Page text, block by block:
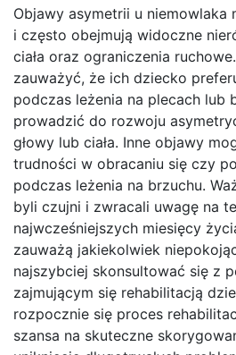
Objawy asymetrii u niemowlaka
i często obejmują widoczne
ciała oraz ograniczenia
zauważyć, że ich dziecko
podczas leżenia na plecach lub
prowadzić do rozwoju
głowy lub ciała. Inne objawy
trudności w obracaniu się czy
podczas leżenia na brzuchu.
byli czujni i zwracali uwagę na
najwcześniejszych miesięcy
zauważą jakiekolwiek
najszybciej skonsultować się z
zajmującym się rehabilitacją
rozpocznie się proces
szansa na skuteczne